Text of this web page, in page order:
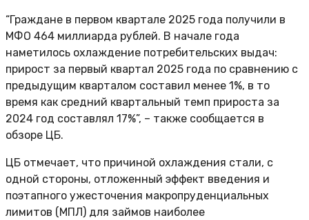
“Граждане в первом квартале 2025 года получили в
МФО 464 миллиарда рублей. В начале года
наметилось охлаждение потребительских выдач:
прирост за первый квартал 2025 года по сравнению с
предыдущим кварталом составил менее 1%, в то
время как средний квартальный темп прироста за
2024 год составлял 17%”, – также сообщается в
обзоре ЦБ.
ЦБ отмечает, что причиной охлаждения стали, с
одной стороны, отложенный эффект введения и
поэтапного ужесточения макропруденциальных
лимитов (МПЛ) для займов наиболее